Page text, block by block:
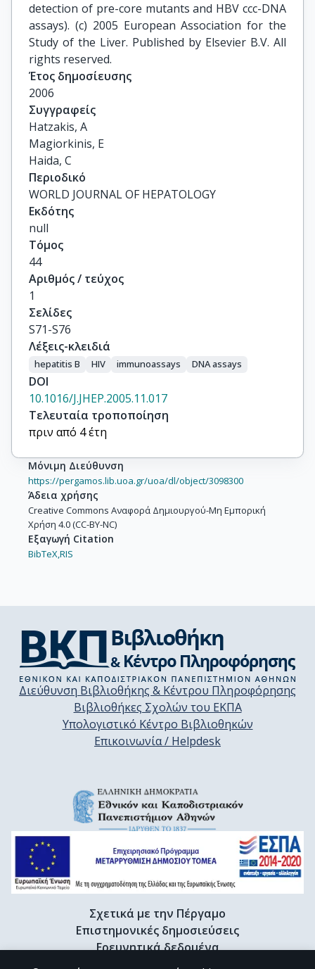
detection of pre-core mutants and HBV ccc-DNA
assays). (c) 2005 European Association for the
Study of the Liver. Published by Elsevier B.V. All
rights reserved.
Έτος δημοσίευσης
2006
Συγγραφείς
Hatzakis, A
Magiorkinis, E
Haida, C
Περιοδικό
WORLD JOURNAL OF HEPATOLOGY
Εκδότης
null
Τόμος
44
Αριθμός / τεύχος
1
Σελίδες
S71-S76
Λέξεις-κλειδιά
hepatitis B HIV immunoassays DNA assays
DOI
10.1016/J.JHEP.2005.11.017
Τελευταία τροποποίηση
πριν από 4 έτη
Μόνιμη Διεύθυνση
https://pergamos.lib.uoa.gr/uoa/dl/object/3098300
Άδεια χρήσης
Creative Commons Αναφορά Δημιουργού-Μη Εμπορική
Χρήση 4.0 (CC-BY-NC)
Εξαγωγή Citation
BibTeX,RIS
Διεύθυνση Βιβλιοθήκης & Κέντρου Πληροφόρησης
Βιβλιοθήκες Σχολών του ΕΚΠΑ
Υπολογιστικό Κέντρο Βιβλιοθηκών
Επικοινωνία / Helpdesk
Σχετικά με την Πέργαμο
Επιστημονικές δημοσιεύσεις
Ερευνητικά δεδομένα
Διδακτορικές διατριβές & Γκρίζα βιβλιογραφία